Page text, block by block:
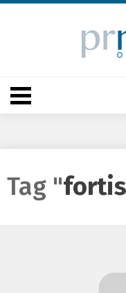
Tag "fortis